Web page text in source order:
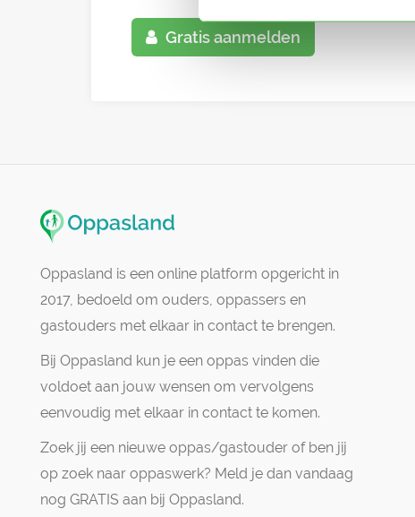
Gratis aanmelden
Oppasland is een online platform opgericht in
2017, bedoeld om ouders, oppassers en
gastouders met elkaar in contact te brengen.
Bij Oppasland kun je een oppas vinden die
voldoet aan jouw wensen om vervolgens
eenvoudig met elkaar in contact te komen.
Zoek jij een nieuwe oppas/gastouder of ben jij
op zoek naar oppaswerk? Meld je dan vandaag
nog GRATIS aan bij Oppasland.